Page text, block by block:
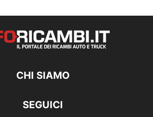
CHI SIAMO
SEGUICI